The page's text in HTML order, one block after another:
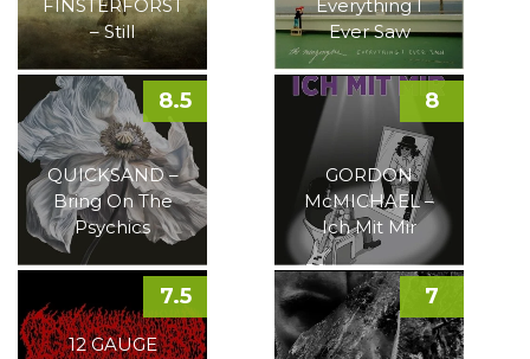
FINSTERFORST
– Still
Everything I
Ever Saw
QUICKSAND –
Bring On The
Psychics
8.5
GORDON
McMICHAEL –
Ich Mit Mir
8
12 GAUGE
7.5 7